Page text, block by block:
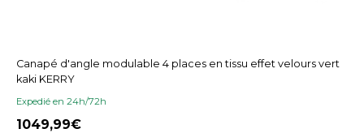
Canapé d'angle modulable 4 places en tissu effet velours vert
kaki KERRY
Expedié en 24h/72h
1049,99